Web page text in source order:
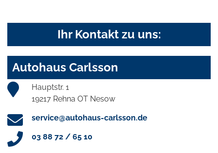
Ihr Kontakt zu uns:
Autohaus Carlsson
Hauptstr. 1
19217 Rehna OT Nesow
service@autohaus-carlsson.de
03 88 72 / 65 10